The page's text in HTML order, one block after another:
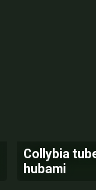
Collybia
hubami